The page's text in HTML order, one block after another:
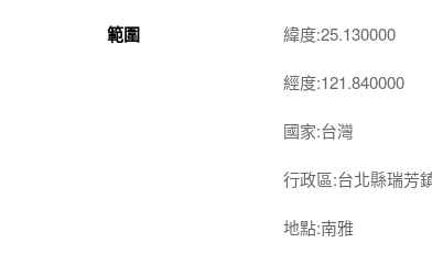
範圍 緯度:25.130000
經度:121.840000
國家:台灣
行政區:台北縣瑞芳
地點:南雅